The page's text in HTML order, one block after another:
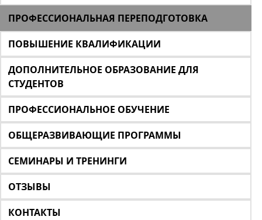
ПРОФЕССИОНАЛЬНАЯ ПЕРЕПОДГОТОВКА
ПОВЫШЕНИЕ КВАЛИФИКАЦИИ
ДОПОЛНИТЕЛЬНОЕ ОБРАЗОВАНИЕ ДЛЯ
СТУДЕНТОВ
ПРОФЕССИОНАЛЬНОЕ ОБУЧЕНИЕ
ОБЩЕРАЗВИВАЮЩИЕ ПРОГРАММЫ
СЕМИНАРЫ И ТРЕНИНГИ
ОТЗЫВЫ
КОНТАКТЫ